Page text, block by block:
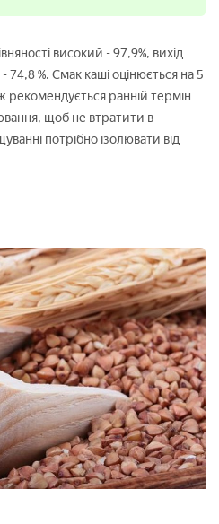
високий - 97,9%, вихід
74,8 %. Смак каші оцінюється на 5
рекомендується ранній термін
щоб не втратити в
потрібно ізолювати від